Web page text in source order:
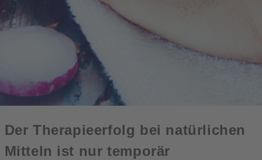
Der Therapieerfolg bei natürlichen
Mitteln ist nur temporär